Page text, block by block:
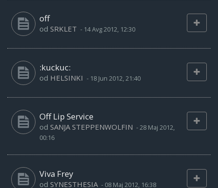
off
od SRKLET - 14 Avg 2012, 12:30
:kuckuc:
od HELSINKI - 18 Jun 2012, 21:40
Off Lip Service
od SANJA STEPPENWOLFIN -28 Maj 2012,
00:16
Viva Frey
od SYNESTHESIA - 08 Maj 2012, 16:38